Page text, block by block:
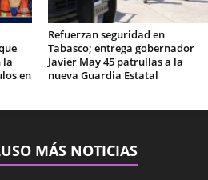
la
en
Refuerzan seguridad en
Tabasco; entrega gobernador
Javier May 45 patrullas a la
nueva Guardia Estatal
MÁS NOTICIAS